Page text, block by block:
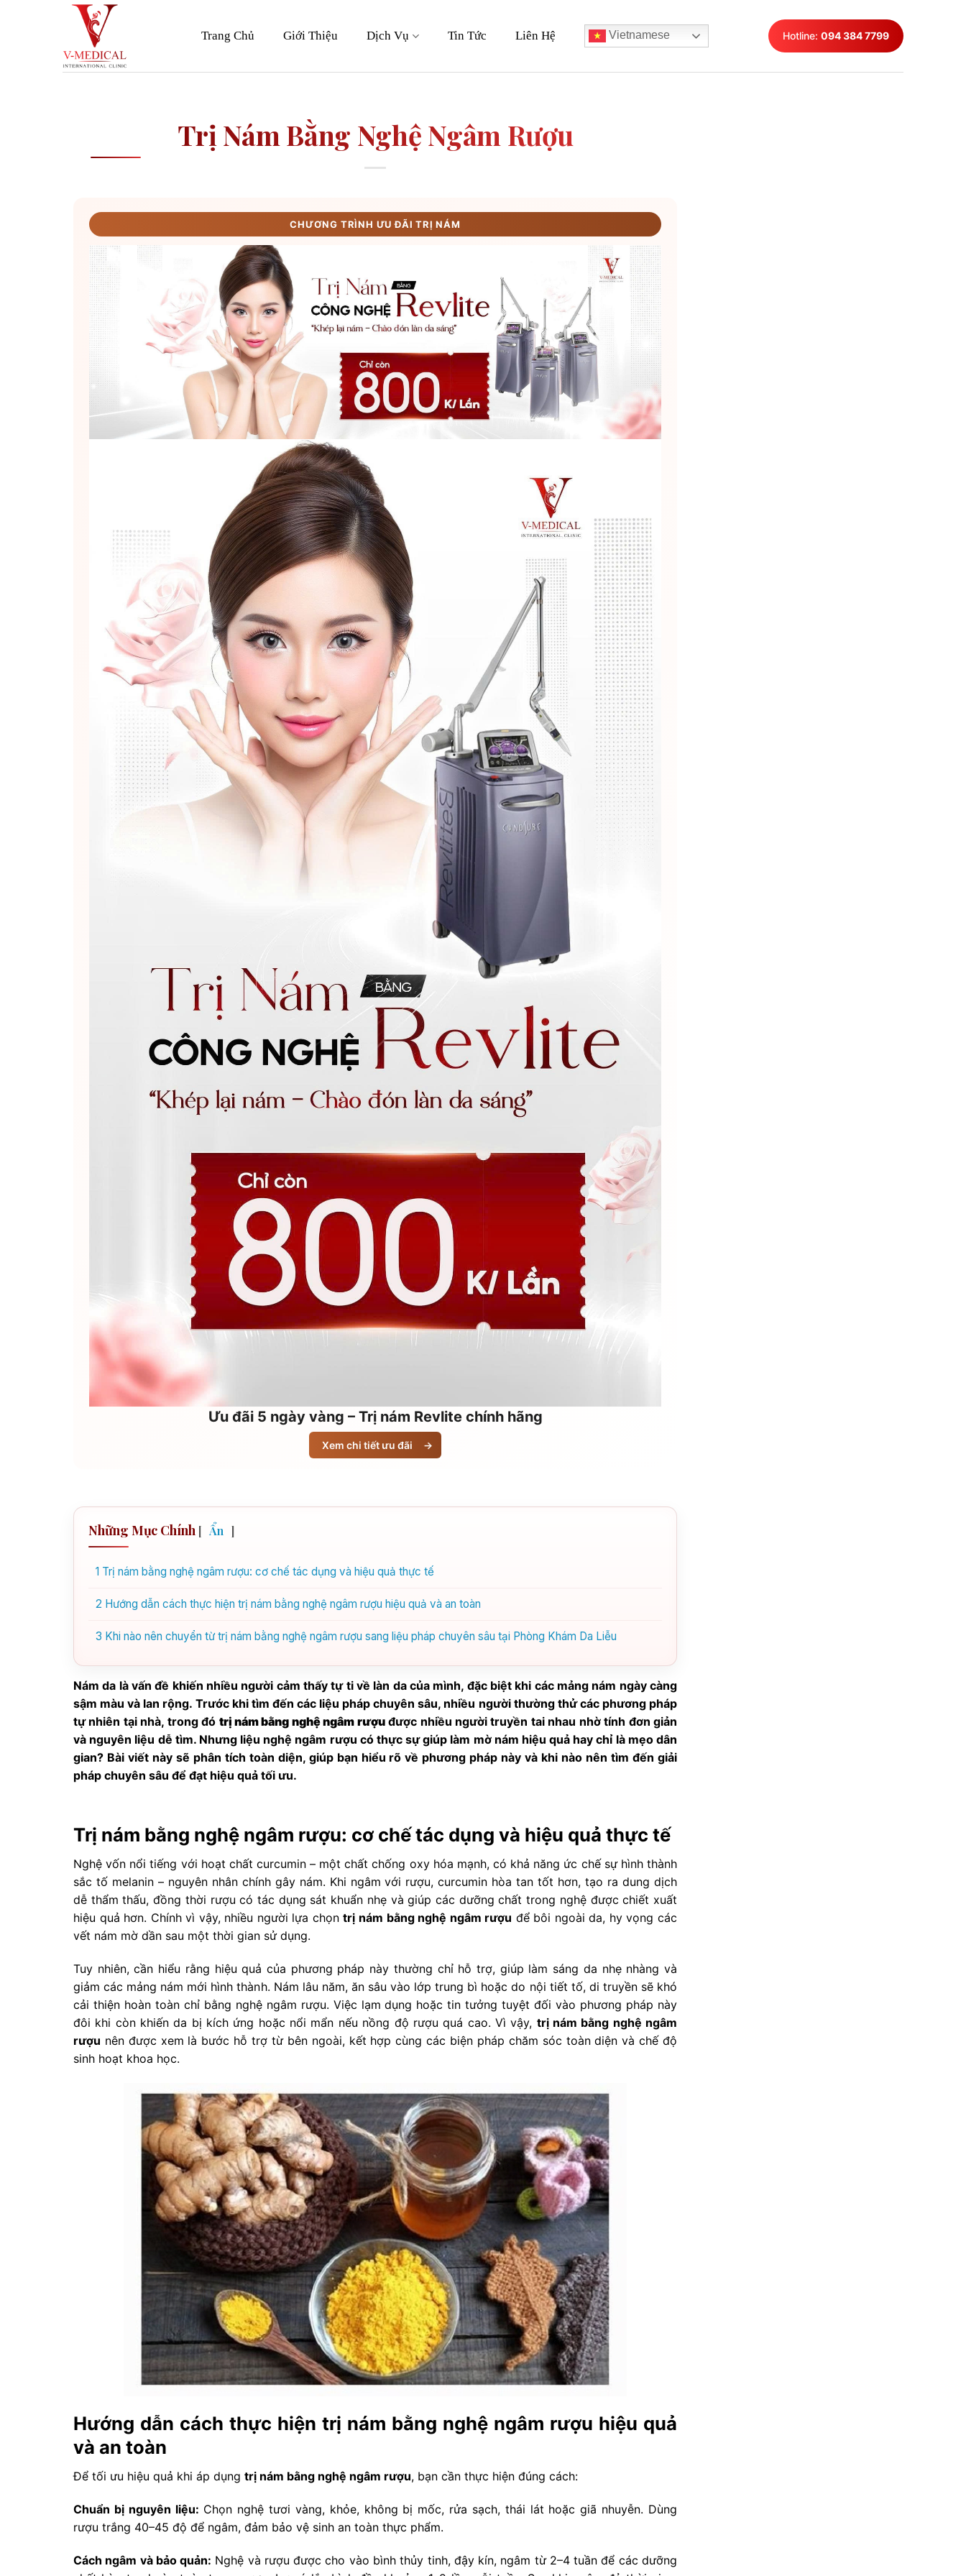
Trang Chủ Giới Thiệu Dịch Vụ Tin Tức Liên Hệ Vietnamese Hotline: 094 384 7799
Trị Nám Bằng Nghệ Ngâm Rượu
CHƯƠNG TRÌNH ƯU ĐÃI TRỊ NÁM
Ưu đãi 5 ngày vàng – Trị nám Revlite chính hãng
Xem chi tiết ưu đãi →
Những Mục Chính [ Ẩn ]
1 Trị nám bằng nghệ ngâm rượu: cơ chế tác dụng và hiệu quả thực tế
2 Hướng dẫn cách thực hiện trị nám bằng nghệ ngâm rượu hiệu quả và an toàn
3 Khi nào nên chuyển từ trị nám bằng nghệ ngâm rượu sang liệu pháp chuyên sâu tại Phòng Khám Da Liễu
Nám da là vấn đề khiến nhiều người cảm thấy tự ti về làn da của mình, đặc biệt khi các mảng nám ngày càng
sậm màu và lan rộng. Trước khi tìm đến các liệu pháp chuyên sâu, nhiều người thường thử các phương pháp
tự nhiên tại nhà, trong đó trị nám bằng nghệ ngâm rượuđược nhiều người truyền tai nhau nhờ tính đơn giản
và nguyên liệu dễ tìm. Nhưng liệu nghệ ngâm rượu có thực sự giúp làm mờ nám hiệu quả hay chỉ là mẹo dân
gian? Bài viết này sẽ phân tích toàn diện, giúp bạn hiểu rõ về phương pháp này và khi nào nên tìm đến giải
pháp chuyên sâu để đạt hiệu quả tối ưu.
Trị nám bằng nghệ ngâm rượu: cơ chế tác dụng và hiệu quả thực tế
Nghệ vốn nổi tiếng với hoạt chất curcumin – một chất chống oxy hóa mạnh, có khả năng ức chế sự hình thành
sắc tố melanin – nguyên nhân chính gây nám. Khi ngâm với rượu, curcumin hòa tan tốt hơn, tạo ra dung dịch
dễ thẩm thấu, đồng thời rượu có tác dụng sát khuẩn nhẹ và giúp các dưỡng chất trong nghệ được chiết xuất
hiệu quả hơn. Chính vì vậy, nhiều người lựa chọntrị nám bằng nghệ ngâm rượu để bôi ngoài da, hy vọng các
vết nám mờ dần sau một thời gian sử dụng.
Tuy nhiên, cần hiểu rằng hiệu quả của phương pháp này thường chỉ hỗ trợ, giúp làm sáng da nhẹ nhàng và
giảm các mảng nám mới hình thành. Nám lâu năm, ăn sâu vào lớp trung bì hoặc do nội tiết tố, di truyền sẽ khó
cải thiện hoàn toàn chỉ bằng nghệ ngâm rượu. Việc lạm dụng hoặc tin tưởng tuyệt đối vào phương pháp này
đôi khi còn khiến da bị kích ứng hoặc nổi mẩn nếu nồng độ rượu quá cao. Vì vậy, trị nám bằng nghệ ngâm
rượu nên được xem là bước hỗ trợ từ bên ngoài, kết hợp cùng các biện pháp chăm sóc toàn diện và chế độ
sinh hoạt khoa học.
Hướng dẫn cách thực hiện trị nám bằng nghệ ngâm rượu hiệu quả
và an toàn
Để tối ưu hiệu quả khi áp dụng trị nám bằng nghệ ngâm rượu, bạn cần thực hiện đúng cách:
Chuẩn bị nguyên liệu: Chọn nghệ tươi vàng, khỏe, không bị mốc, rửa sạch, thái lát hoặc giã nhuyễn. Dùng
rượu trắng 40–45 độ để ngâm, đảm bảo vệ sinh an toàn thực phẩm.
Cách ngâm và bảo quản: Nghệ và rượu được cho vào bình thủy tinh, đậy kín, ngâm từ 2–4 tuần để các dưỡng